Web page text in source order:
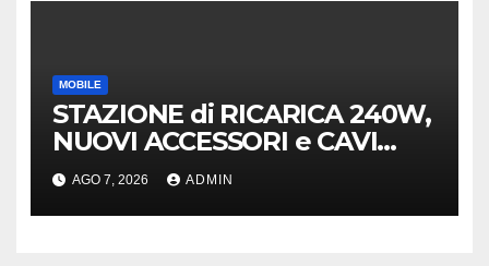
MOBILE
STAZIONE di RICARICA 240W,
NUOVI ACCESSORI e CAVI
40Gb SBS
AGO 7, 2026 ADMIN